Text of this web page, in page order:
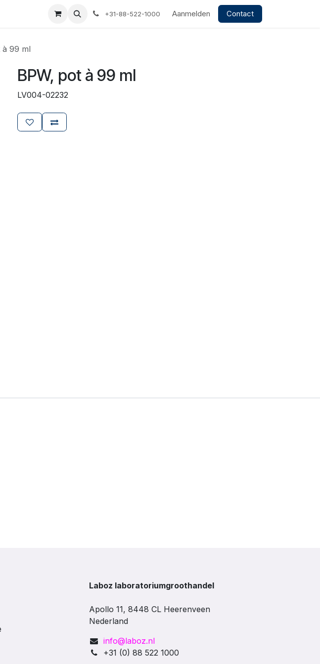
Klant worden +31-88-522-1000 Aanmelden Contact
à 99 ml
BPW, pot à 99 ml
LV004-02232
Laboz laboratoriumgroothandel
Apollo 11, 8448 CL Heerenveen
Nederland
info@laboz.nl
+31 (0) 88 522 1000